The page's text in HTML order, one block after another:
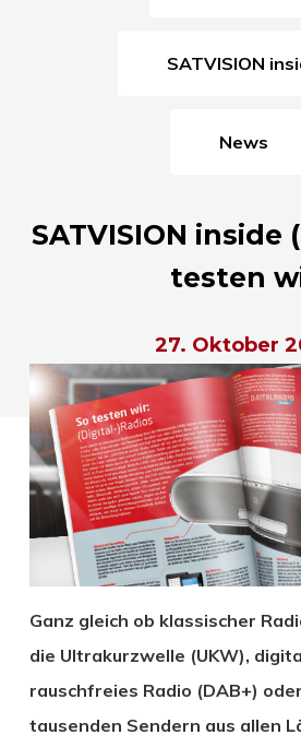
SATVISION
News
SATVISION inside
testen
27. Oktober
Ganz gleich ob klassischer
die Ultrakurzwelle (UKW),
rauschfreies Radio (DAB+)
tausenden Sendern aus allen